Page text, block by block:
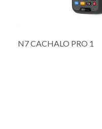
N7 CACHALO PRO 1